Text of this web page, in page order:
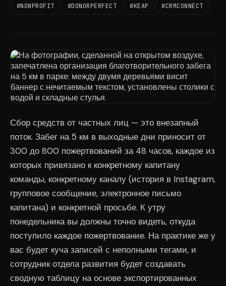
#NONPROFIT #DONORPERFECT #KEAP #CRMCONNECT
Сбор средств от частных лиц — это внезапный
поток. Забег на 5 км в выходные дни приносит от
300 до 800 пожертвований за 48 часов, каждое из
которых привязано к конкретному капитану
команды, конкретному каналу (история в Instagram,
групповое сообщение, электронное письмо
капитана) и конкретной просьбе. К утру
понедельника вы должны точно видеть, откуда
поступило каждое пожертвование. На практике же у
вас будет куча записей с неполными тегами, и
сотрудник отдела развития будет создавать
сводную таблицу на основе экспортированных